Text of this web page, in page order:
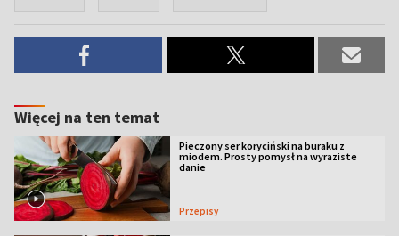
Więcej na ten temat
Pieczony ser koryciński na buraku z
miodem. Prosty pomysł na wyraziste
danie
Przepisy